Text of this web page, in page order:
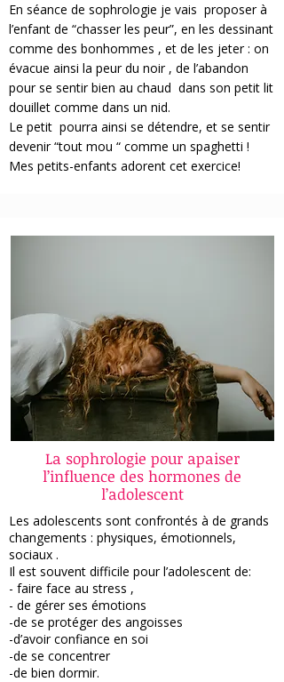
En séance de sophrologie je vais proposer à
l’enfant de “chasser les peur”, en les dessinant
comme des bonhommes , et de les jeter : on
évacue ainsi la peur du noir , de l’abandon
pour se sentir bien au chaud dans son petit lit
douillet comme dans un nid.
Le petit pourra ainsi se détendre, et se sentir
devenir “tout mou “ comme un spaghetti !
Mes petits-enfants adorent cet exercice!
La sophrologie pour apaiser
l’influence des hormones de
l’adolescent
Les adolescents sont confrontés à de grands
changements : physiques, émotionnels,
sociaux .
Il est souvent difficile pour l’adolescent de:
- faire face au stress ,
- de gérer ses émotions
-de se protéger des angoisses
-d’avoir confiance en soi
-de se concentrer
-de bien dormir.